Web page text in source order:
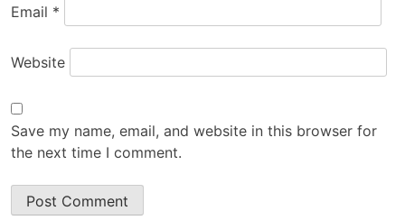
Email *
Website
Save my name, email, and website in this browser for
the next time I comment.